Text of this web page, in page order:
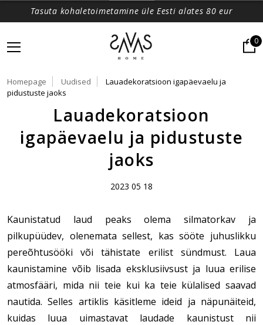
Tasuta kohaletoimetamine üle Eesti alates 80 eur
0
Homepage Uudised
Lauadekoratsioon igapäevaelu ja
pidustuste jaoks
Lauadekoratsioon
igapäevaelu ja pidustuste
jaoks
2023 05 18
Kaunistatud laud peaks olema silmatorkav ja
pilkupüüdev, olenemata sellest, kas sööte juhuslikku
pereõhtusööki või tähistate erilist sündmust. Laua
kaunistamine võib lisada eksklusiivsust ja luua erilise
atmosfääri, mida nii teie kui ka teie külalised saavad
nautida. Selles artiklis käsitleme ideid ja näpunäiteid,
kuidas luua uimastavat laudade kaunistust nii